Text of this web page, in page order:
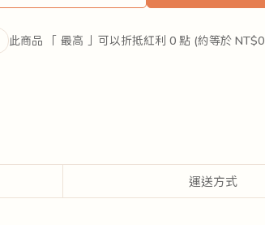
此商品 「 最高 」可以折抵紅利 0 點 (約等於 NT$0
運送方式